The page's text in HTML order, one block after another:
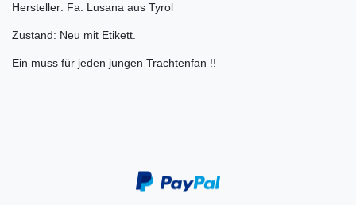
Hersteller: Fa. Lusana aus Tyrol
Zustand: Neu mit Etikett.
Ein muss für jeden jungen Trachtenfan !!